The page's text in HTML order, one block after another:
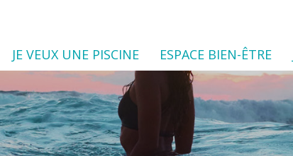
JE VEUX UNE PISCINE ESPACE BIEN-ÊTRE